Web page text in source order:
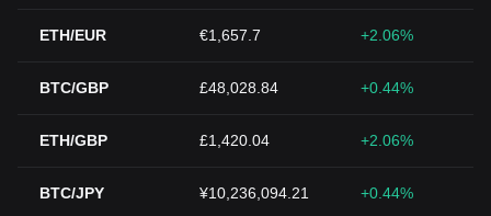
ETH/EUR €1,657.7 +2.06%
BTC/GBP £48,028.84 +0.44%
ETH/GBP £1,420.04 +2.06%
BTC/JPY ¥10,236,094.21 +0.44%